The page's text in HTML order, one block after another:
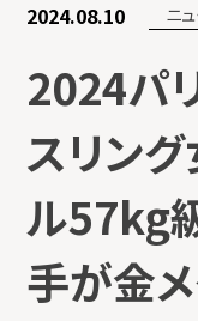
2024.08.10 ニ
2024パ
スリン
ル57kg
手が金